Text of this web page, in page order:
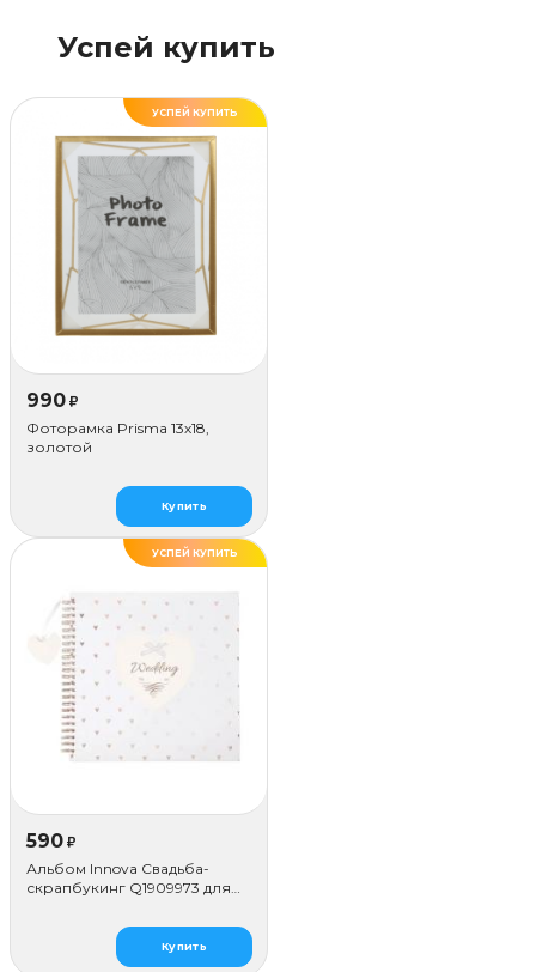
Успей купить
УСПЕЙ КУПИТЬ
990 ₽
Фоторамка Prisma 13х18,
золотой
Купить
УСПЕЙ КУПИТЬ
590 ₽
Альбом Innova Свадьба-
скрапбукинг Q1909973 для
Купить